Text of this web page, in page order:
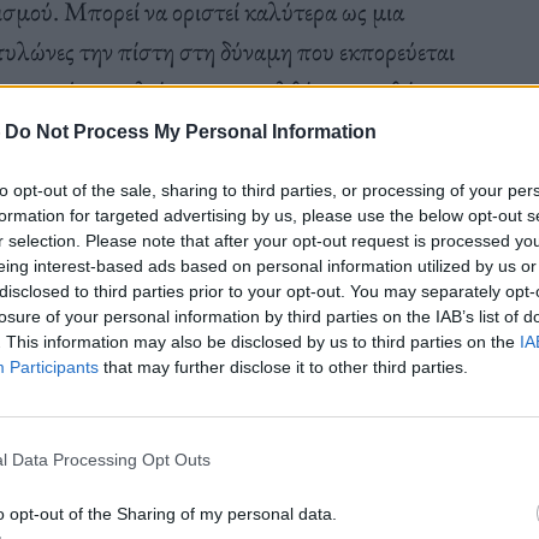
Do Not Process My Personal Information
opt-out of the sale, sharing to third parties, or processing of your
for targeted advertising by us, please use the below opt-out
selection. Please note that after your opt-out request is processed
interest-based ads based on personal information utilized by us
to third parties prior to your opt-out. You may separately
of your personal information by third parties on the IAB’s list of
This information may also be disclosed by us to third parties on the
Participants that may further disclose it to other third parties.
Data Processing Opt Outs
opt-out of the Sharing of my personal data.
Μπορεί να οριστεί καλύτερα ως μια
την πίστη στη δύναμη που εκπορεύεται
σκηνές μεγαλείου του παρελθόντος, καθώς
πραγματικότητα ενσωματώνοντας
τον αντισημιτισμό, τον ιμπεριαλισμό.
παρέκκλιση του Δυτικού πολιτισμού,
μορφές βίας που επικρατούσαν ως τότε. O
νομοτελειακά κατέληξε στο Άουσβιτς
εντός της επικράτειάς του. Εκτός από την
του-μπορεί να ξαναεμφανιστεί καλεί
πολιτισμό που κυοφόρησε εγκλήματα χωρίς